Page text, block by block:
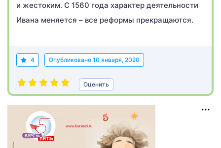
и жестоким. С 1560 года характер деятельности
Ивана меняется – все реформы прекращаются.
4 Опубликовано 10 января, 2020
Оценить